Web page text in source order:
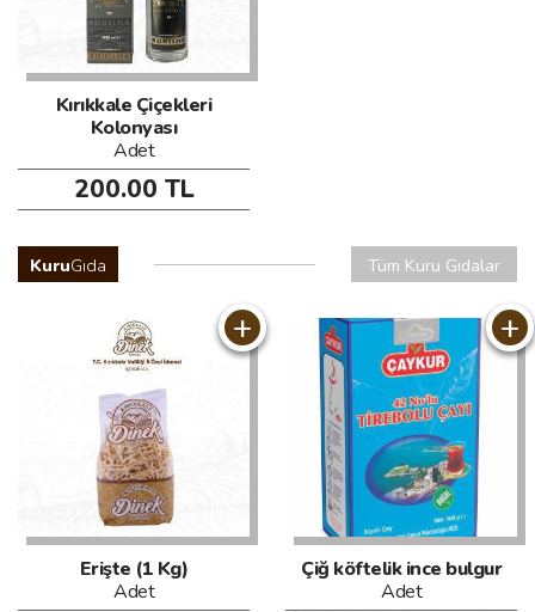
Kırıkkale Çiçekleri
Kolonyası
Adet
200.00 TL
KuruGıda Tüm Kuru Gıdalar
+
Erişte (1 Kg)
Adet
+
Çiğ köftelik ince bulgur
Adet